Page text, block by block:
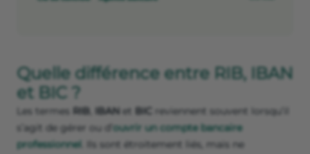
Quelle différence entre RIB, IBAN
et BIC ?
Les termes RIB IBAN et BIC
reviennent souvent lorsqu’il
s’agit de gérer ou d’ ouvrir un compte bancaire
professionnel . Ils sont étroitement liés, mais ne